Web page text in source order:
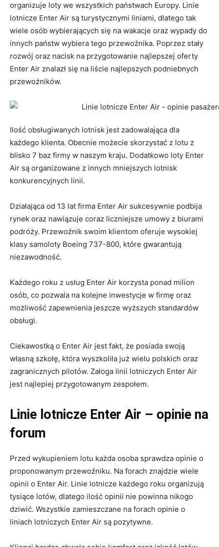
organizuje loty we wszystkich państwach Europy. Linie
lotnicze Enter Air są turystycznymi liniami, dlatego tak
wiele osób wybierających się na wakacje oraz wypady do
innych państw wybiera tego przewoźnika. Poprzez stały
rozwój oraz nacisk na przygotowanie najlepszej oferty
Enter Air znalazł się na liście najlepszych podniebnych
przewoźników.
Ilość obsługiwanych lotnisk jest zadowalająca dla
każdego klienta. Obecnie możecie skorzystać z lotu z
blisko 7 baz firmy w naszym kraju. Dodatkowo loty Enter
Air są organizowane z innych mniejszych lotnisk
konkurencyjnych linii.
Działająca od 13 lat firma Enter Air sukcesywnie podbija
rynek oraz nawiązuje coraz liczniejsze umowy z biurami
podróży. Przewoźnik swoim klientom oferuje wysokiej
klasy samoloty Boeing 737-800, które gwarantują
niezawodność.
Każdego roku z usług Enter Air korzysta ponad milion
osób, co pozwala na kolejne inwestycje w firmę oraz
możliwość zapewnienia jeszcze wyższych standardów
obsługi.
Ciekawostką o Enter Air jest fakt, że posiada swoją
własną szkołę, która wyszkoliła już wielu polskich oraz
zagranicznych pilotów. Załoga linii lotniczych Enter Air
jest najlepiej przygotowanym zespołem.
Linie lotnicze Enter Air – opinie na
forum
Przed wykupieniem lotu każda osoba sprawdza opinie o
proponowanym przewoźniku. Na forach znajdzie wiele
opinii o Enter Air. Linie lotnicze każdego roku organizują
tysiące lotów, dlatego ilość opinii nie powinna nikogo
dziwić. Wszystkie zamieszczane na forach opinie o
liniach lotniczych Enter Air są pozytywne.